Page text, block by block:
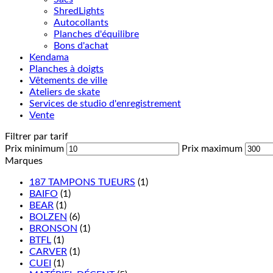
ShredLights
Autocollants
Planches d'équilibre
Bons d'achat
Kendama
Planches à doigts
Vêtements de ville
Ateliers de skate
Services de studio d'enregistrement
Vente
Filtrer par tarif
Prix minimum
Prix maximum
Marques
187 TAMPONS TUEURS (1)
BAIFO (1)
BEAR (1)
BOLZEN (6)
BRONSON (1)
BTFL (1)
CARVER (1)
CUEI (1)